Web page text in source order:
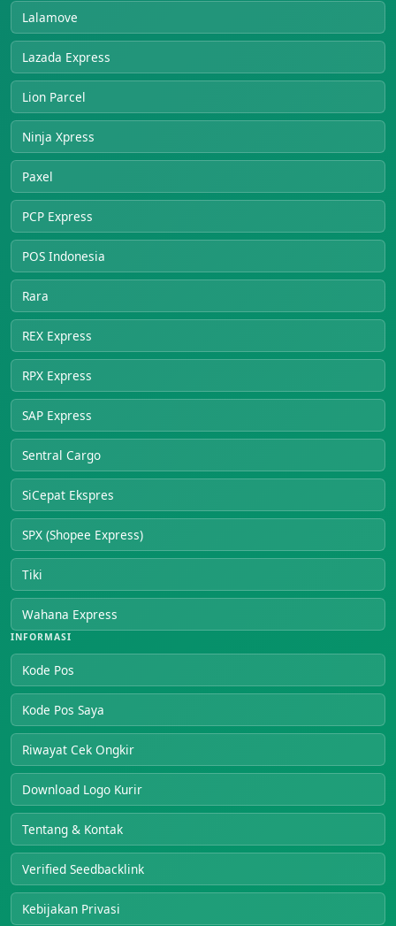
Lalamove
Lazada Express
Lion Parcel
Ninja Xpress
Paxel
PCP Express
POS Indonesia
Rara
REX Express
RPX Express
SAP Express
Sentral Cargo
SiCepat Ekspres
SPX (Shopee Express)
Tiki
Wahana Express
INFORMASI
Kode Pos
Kode Pos Saya
Riwayat Cek Ongkir
Download Logo Kurir
Tentang & Kontak
Verified Seedbacklink
Kebijakan Privasi